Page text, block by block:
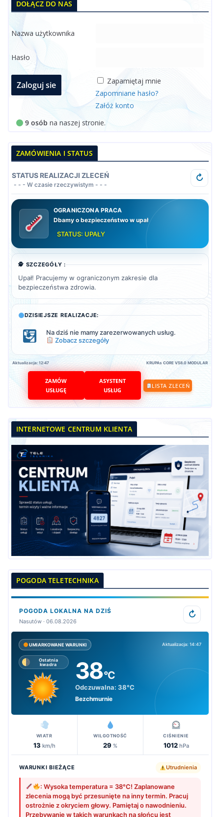
DOŁĄCZ DO NAS
Nazwa użytkownika
Hasło
Zapamiętaj mnie
Zapomniane hasło?
Załóż konto
9 osób na naszej stronie.
ZAMÓWIENIA I STATUS
STATUS REALIZACJI ZLECEŃ
- - - W czasie rzeczywistym - - -
↻
OGRANICZONA PRACA
Dbamy o bezpieczeństwo w upał
STATUS: UPAŁY
🕵️ SZCZEGÓŁY :
Upał! Pracujemy w ograniczonym zakresie dla
bezpieczeństwa zdrowia.
DZISIEJSZE REALIZACJE:
Na dziś nie mamy zarezerwowanych usług.
Zobacz szczegóły
Aktualizacja: 12:47 KRUPAs CORE V58.0 MODULAR
ZAMÓW
USŁUGĘ
ASYSTENT
USŁUG
LISTA ZLECEŃ
INTERNETOWE CENTRUM KLIENTA
POGODA TELETECHNIKA
POGODA LOKALNA NA DZIŚ
Nasutów · 06.08.2026
↻
UMIARKOWANE WARUNKI Aktualizacja: 14:47
Ostatnia
kwadra
38°C
Odczuwalna: 38°C
Bezchmurnie
WIATR
13 km/h
WILGOTNOŚĆ
29 %
CIŚNIENIE
1012hPa
WARUNKI BIEŻĄCE Utrudnienia
: Wysoka temperatura = 38°C! Zaplanowane
zlecenia mogą być przesunięte na inny termin. Pracuj
ostrożnie z okryciem głowy. Pamiętaj o nawodnieniu.
Przebywanie w takich warunkach na słońcu jest